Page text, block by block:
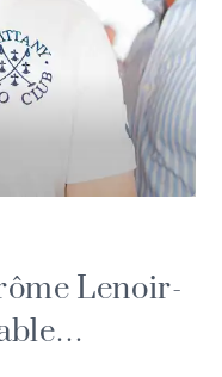
Lenoir-